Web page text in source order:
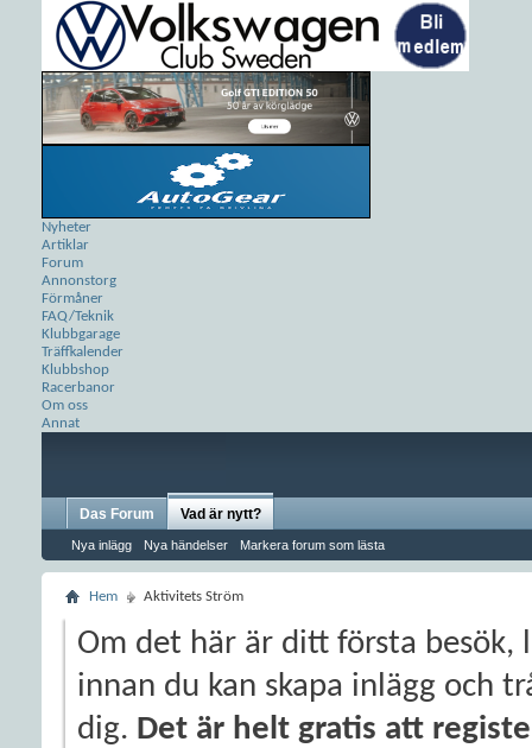
Nyheter
Artiklar
Forum
Annonstorg
Förmåner
FAQ/Teknik
Klubbgarage
Träffkalender
Klubbshop
Racerbanor
Om oss
Annat
Das Forum Vad är nytt?
Nya inlägg Nya händelser Markera forum som lästa
Hem Aktivitets Ström
Om det här är ditt första besök,
innan du kan skapa inlägg och
dig. Det är helt gratis att